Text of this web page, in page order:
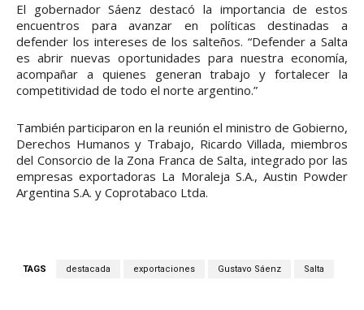
El gobernador Sáenz destacó la importancia de estos
encuentros para avanzar en políticas destinadas a
defender los intereses de los salteños. “Defender a Salta
es abrir nuevas oportunidades para nuestra economía,
acompañar a quienes generan trabajo y fortalecer la
competitividad de todo el norte argentino.”
También participaron en la reunión el ministro de Gobierno,
Derechos Humanos y Trabajo, Ricardo Villada, miembros
del Consorcio de la Zona Franca de Salta, integrado por las
empresas exportadoras La Moraleja S.A., Austin Powder
Argentina S.A. y Coprotabaco Ltda.
TAGS destacada exportaciones Gustavo Sáenz Salta